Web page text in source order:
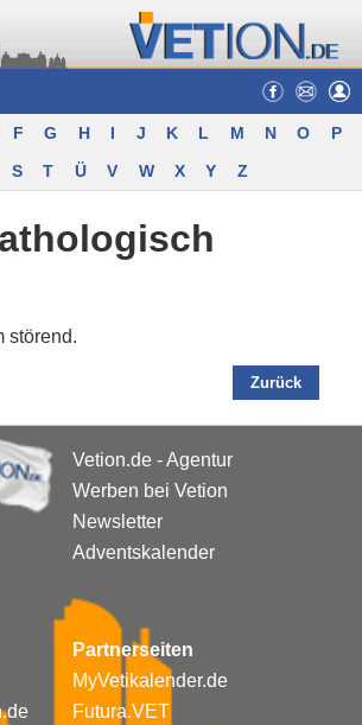
F G H I J K L M N O
P
S T Ü V W X Y Z
störend.
Zurück
Vetion.de - Agentur
Werben bei Vetion
Newsletter
Adventskalender
Partnerseiten
MyVetikalender.de
Futura.VET